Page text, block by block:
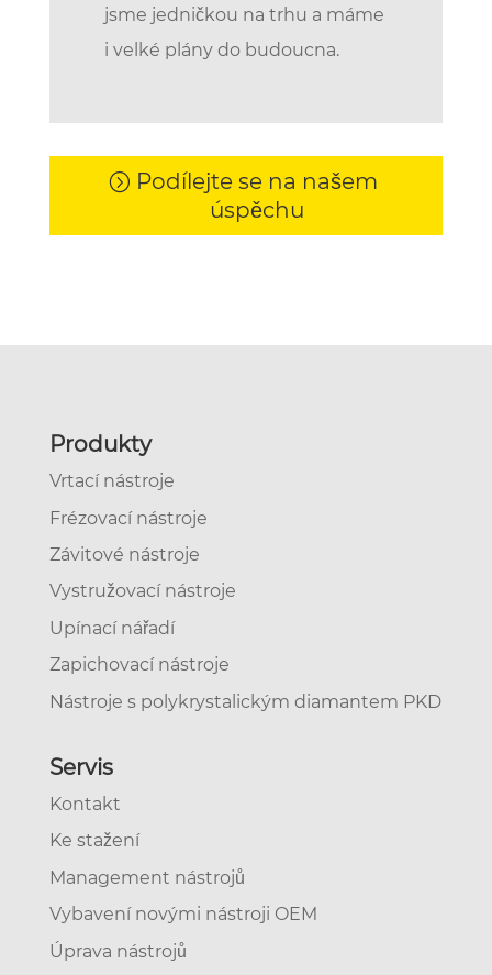
jsme jedničkou na trhu a máme
i velké plány do budoucna.
Podílejte se na našem
úspěchu
Produkty
Vrtací nástroje
Frézovací nástroje
Závitové nástroje
Vystružovací nástroje
Upínací nářadí
Zapichovací nástroje
Nástroje s polykrystalickým diamantem PKD
Servis
Kontakt
Ke stažení
Management nástrojů
Vybavení novými nástroji OEM
Úprava nástrojů